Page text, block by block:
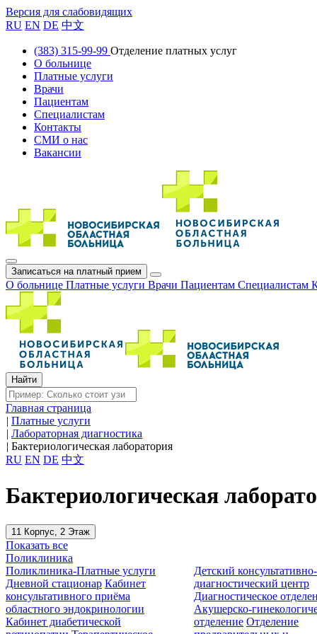
Версия для слабовидящих
RU EN DE 中文
(383) 315-99-99 Отделение платных услуг
О больнице
Платные услуги
Врачи
Пациентам
Специалистам
Контакты
СМИ о нас
Вакансии
Записаться на платный прием
О больнице Платные услуги Врачи Пациентам Специалистам
Главная страница
| Платные услуги
| Лабораторная диагностика
| Бактериологическая лаборатория
RU EN DE 中文
Бактериологическая
11 Корпус, 2 Этаж
Показать все
Поликлиника
Поликлиника-Платные услуги
Дневной стационар Кабинет
консультативного приёма
областного эндокринологии
Кабинет диабетической
Детский консультативно-
диагностический центр
Диагностическое
Акушерско-
отделение Отделение